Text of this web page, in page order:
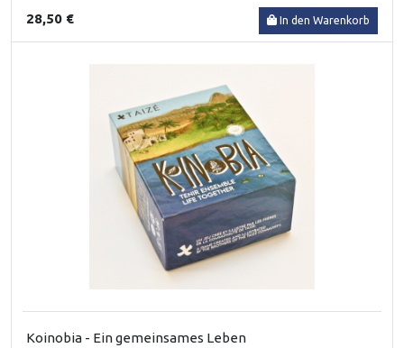
28,50 € In den Warenkorb
Koinobia - Ein gemeinsames Leben